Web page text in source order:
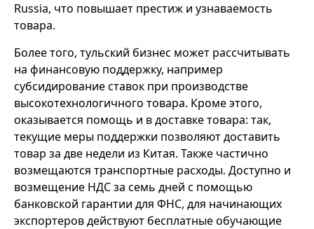
Russia, что повышает престиж и узнаваемость
товара.
Более того, тульский бизнес может рассчитывать
на финансовую поддержку, например
субсидирование ставок при производстве
высокотехнологичного товара. Кроме этого,
оказывается помощь и в доставке товара: так,
текущие меры поддержки позволяют доставить
товар за две недели из Китая. Также частично
возмещаются транспортные расходы. Доступно и
возмещение НДС за семь дней с помощью
банковской гарантии для ФНС, для начинающих
экспортеров действуют бесплатные обучающие